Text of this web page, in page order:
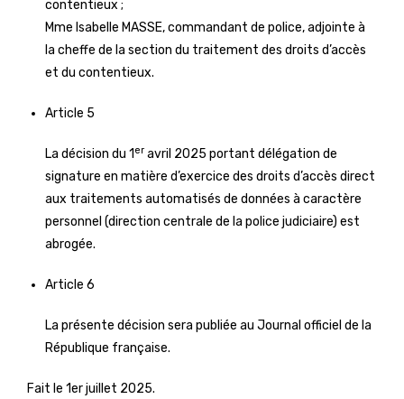
contentieux ;
Mme Isabelle MASSE, commandant de police, adjointe à
la cheffe de la section du traitement des droits d’accès
et du contentieux.
Article 5
La décision du 1 er avril 2025 portant délégation de
signature en matière d’exercice des droits d’accès direct
aux traitements automatisés de données à caractère
personnel (direction centrale de la police judiciaire) est
abrogée.
Article 6
La présente décision sera publiée au Journal officiel de la
République française.
Fait le 1er juillet 2025.